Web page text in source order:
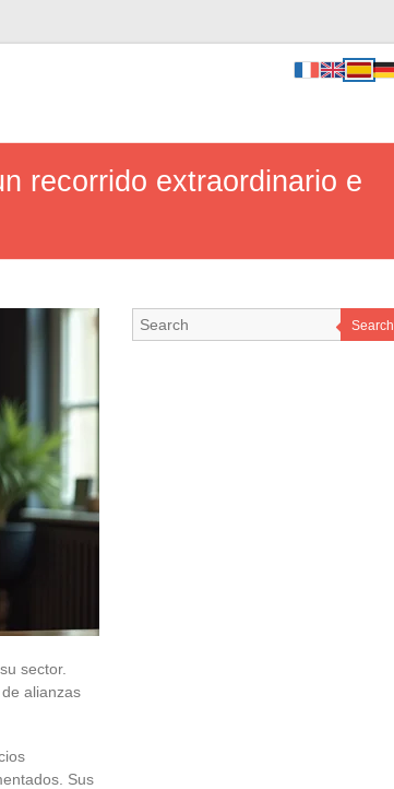
recorrido extraordinario e
sector.
alianzas
Sus
Search